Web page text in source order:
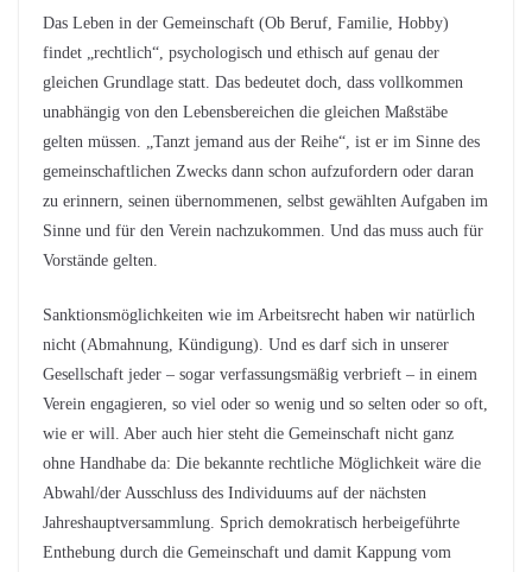
Das Leben in der Gemeinschaft (Ob Beruf, Familie, Hobby)
findet „rechtlich“, psychologisch und ethisch auf genau der
gleichen Grundlage statt. Das bedeutet doch, dass vollkommen
unabhängig von den Lebensbereichen die gleichen Maßstäbe
gelten müssen. „Tanzt jemand aus der Reihe“, ist er im Sinne des
gemeinschaftlichen Zwecks dann schon aufzufordern oder daran
zu erinnern, seinen übernommenen, selbst gewählten Aufgaben im
Sinne und für den Verein nachzukommen. Und das muss auch für
Vorstände gelten.
Sanktionsmöglichkeiten wie im Arbeitsrecht haben wir natürlich
nicht (Abmahnung, Kündigung). Und es darf sich in unserer
Gesellschaft jeder – sogar verfassungsmäßig verbrieft – in einem
Verein engagieren, so viel oder so wenig und so selten oder so oft,
wie er will. Aber auch hier steht die Gemeinschaft nicht ganz
ohne Handhabe da: Die bekannte rechtliche Möglichkeit wäre die
Abwahl/der Ausschluss des Individuums auf der nächsten
Jahreshauptversammlung. Sprich demokratisch herbeigeführte
Enthebung durch die Gemeinschaft und damit Kappung vom